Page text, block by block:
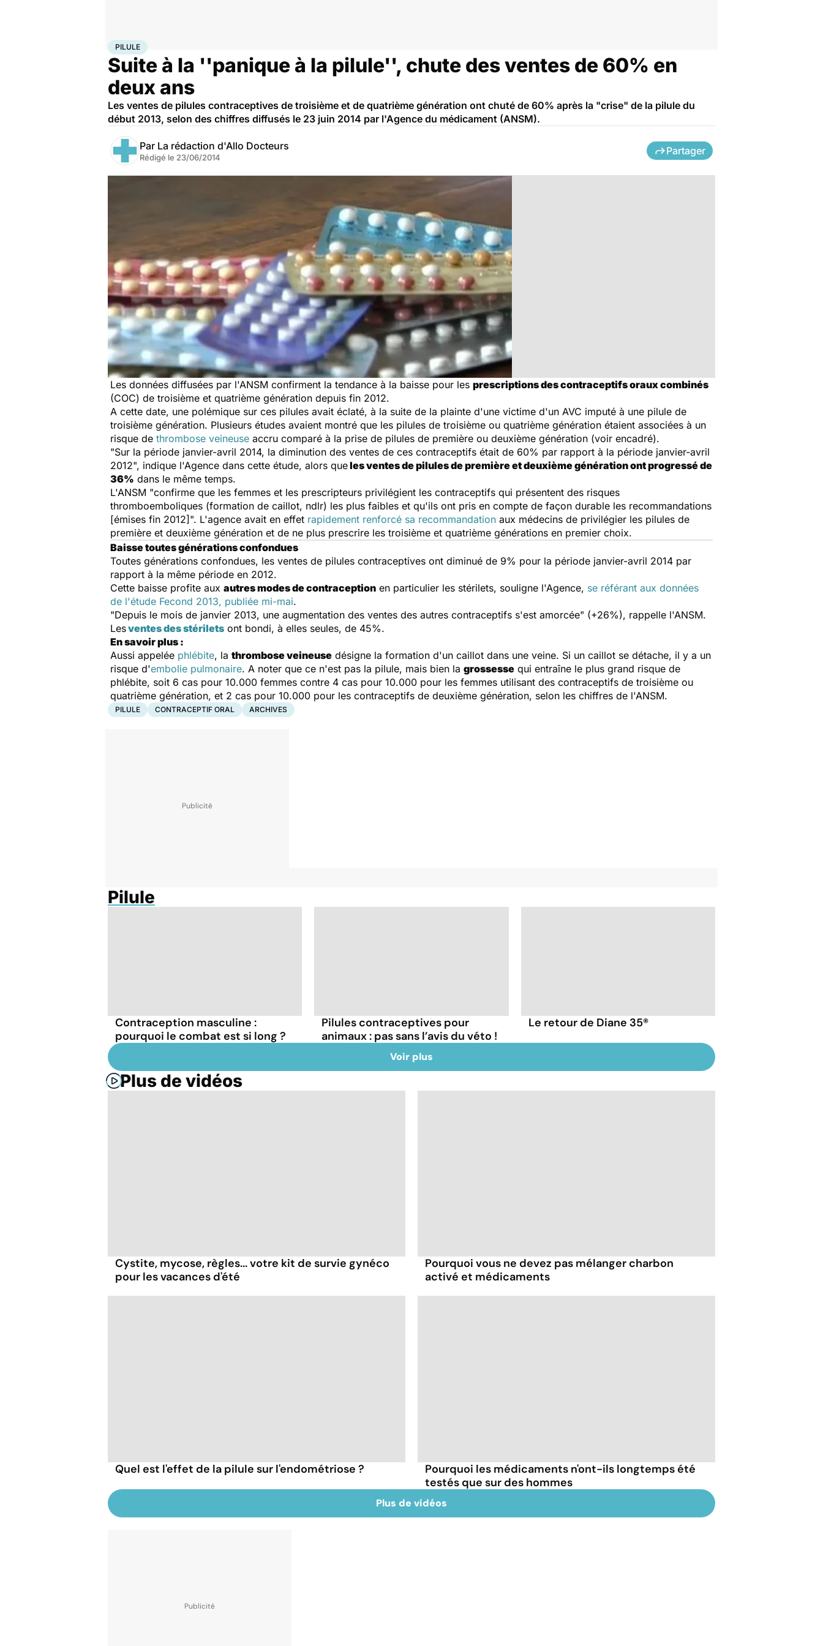
Accueil Santé
PILULE
Suite à la ''panique à la pilule'', chute des ventes de 60% en
deux ans
Les ventes de pilules contraceptives de troisième et de quatrième génération ont chuté de 60% après la "crise" de la pilule du
début 2013, selon des chiffres diffusés le 23 juin 2014 par l'Agence du médicament (ANSM).
Par La rédaction d'Allo Docteurs
Rédigé le 23/06/2014
Partager
Les données diffusées par l'ANSM confirment la tendance à la baisse pour les prescriptions des contraceptifs oraux combinés
(COC) de troisième et quatrième génération depuis fin 2012.
A cette date, une polémique sur ces pilules avait éclaté, à la suite de la plainte d'une victime d'un AVC imputé à une pilule de
troisième génération. Plusieurs études avaient montré que les pilules de troisième ou quatrième génération étaient associées à un
risque de thrombose veineuse accru comparé à la prise de pilules de première ou deuxième génération (voir encadré).
"Sur la période janvier-avril 2014, la diminution des ventes de ces contraceptifs était de 60% par rapport à la période janvier-avril
2012", indique l'Agence dans cette étude, alors queles ventes de pilules de première et deuxième génération ont progressé de
36% dans le même temps.
L'ANSM "confirme que les femmes et les prescripteurs privilégient les contraceptifs qui présentent des risques
thromboemboliques (formation de caillot, ndlr) les plus faibles et qu'ils ont pris en compte de façon durable les recommandations
[émises fin 2012]". L'agence avait en effet rapidement renforcé sa recommandation aux médecins de privilégier les pilules de
première et deuxième génération et de ne plus prescrire les troisième et quatrième générations en premier choix.
Baisse toutes générations confondues
Toutes générations confondues, les ventes de pilules contraceptives ont diminué de 9% pour la période janvier-avril 2014 par
rapport à la même période en 2012.
Cette baisse profite aux autres modes de contraception en particulier les stérilets, souligne l'Agence, se référant aux données
de l'étude Fecond 2013, publiée mi-mai.
"Depuis le mois de janvier 2013, une augmentation des ventes des autres contraceptifs s'est amorcée" (+26%), rappelle l'ANSM.
Lesventes des stérilets ont bondi, à elles seules, de 45%.
En savoir plus :
Aussi appelée phlébite, la thrombose veineuse désigne la formation d'un caillot dans une veine. Si un caillot se détache, il y a un
risque d'embolie pulmonaire. A noter que ce n'est pas la pilule, mais bien la grossesse qui entraîne le plus grand risque de
phlébite, soit 6 cas pour 10.000 femmes contre 4 cas pour 10.000 pour les femmes utilisant des contraceptifs de troisième ou
quatrième génération, et 2 cas pour 10.000 pour les contraceptifs de deuxième génération, selon les chiffres de l'ANSM.
PILULE CONTRACEPTIF ORAL ARCHIVES
Pilule
Contraception masculine :
pourquoi le combat est si long ?
Pilules contraceptives pour
animaux : pas sans l’avis du véto !
Le retour de Diane 35®
Voir plus
Plus de vidéos
Cystite, mycose, règles... votre kit de survie gynéco
pour les vacances d'été
Pourquoi vous ne devez pas mélanger charbon
activé et médicaments
Quel est l'effet de la pilule sur l'endométriose ?
Pourquoi les médicaments n'ont-ils longtemps été
testés que sur des hommes
Plus de vidéos